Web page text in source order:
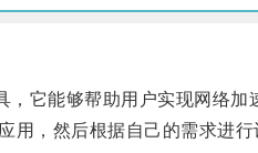
能够帮助用户实现网络加
，然后根据自己的需求进行